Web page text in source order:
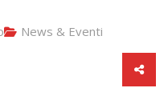
News & Eventi